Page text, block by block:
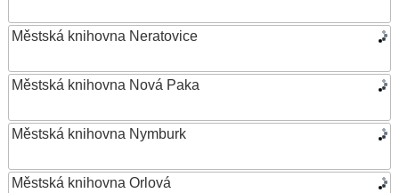
Městská knihovna Neratovice
Městská knihovna Nová Paka
Městská knihovna Nymburk
Městská knihovna Orlová